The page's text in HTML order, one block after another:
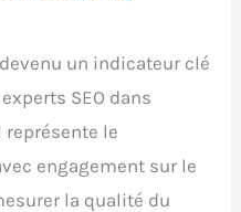
un indicateur clé
SEO dans
représente le
engagement sur le
la qualité du